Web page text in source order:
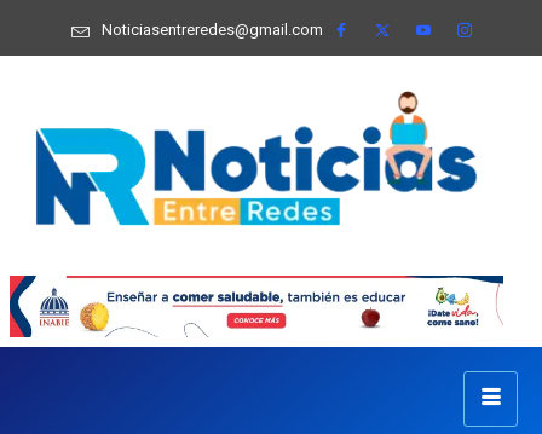
Noticiasentreredes@gmail.com